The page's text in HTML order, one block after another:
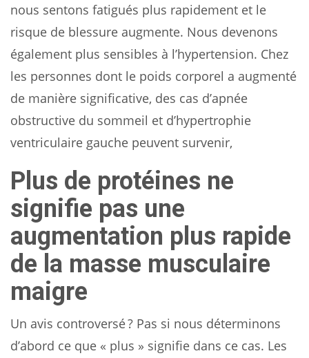
nous sentons fatigués plus rapidement et le
risque de blessure augmente. Nous devenons
également plus sensibles à l’hypertension. Chez
les personnes dont le poids corporel a augmenté
de manière significative, des cas d’apnée
obstructive du sommeil et d’hypertrophie
ventriculaire gauche peuvent survenir,
Plus de protéines ne
signifie pas une
augmentation plus rapide
de la masse musculaire
maigre
Un avis controversé ? Pas si nous déterminons
d’abord ce que « plus » signifie dans ce cas. Les